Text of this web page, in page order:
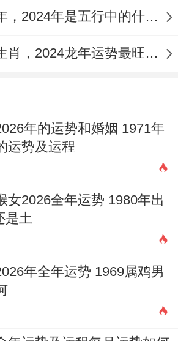
2024什么生肖年，2024年是五行中的什么生肖年份
2024年最旺的生肖，2024龙年运势最旺的4个生肖
年的运势和婚姻 1971年
运势及运程
女2026全年运势 1980年出
是土
年全年运势 1969属鸡男